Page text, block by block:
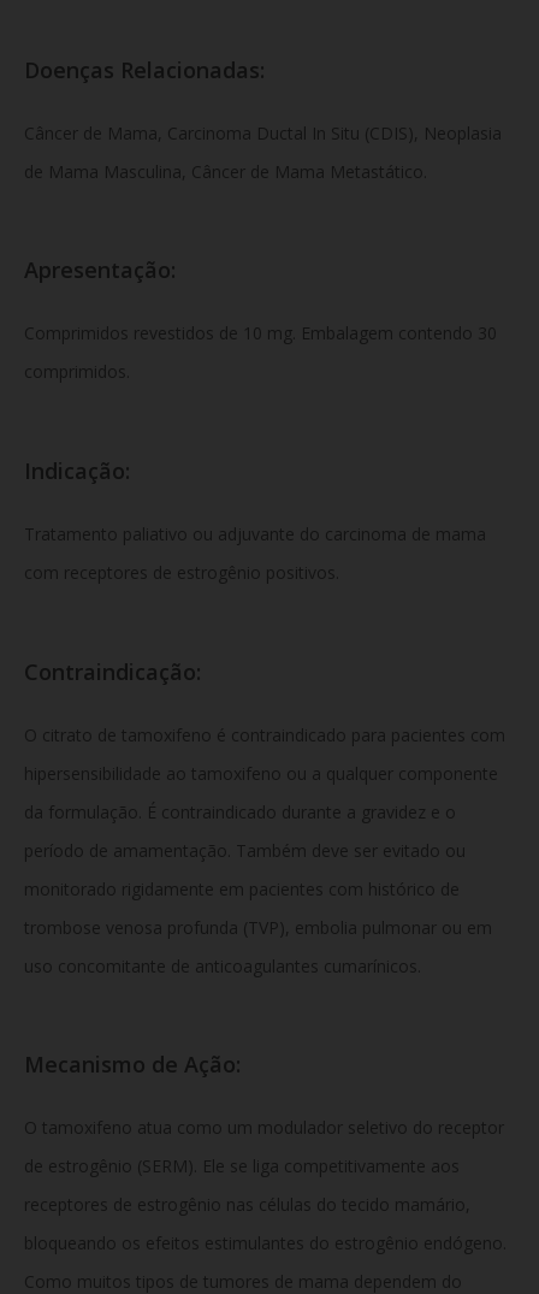
Doenças Relacionadas:
Câncer de Mama, Carcinoma Ductal In Situ (CDIS), Neoplasia
de Mama Masculina, Câncer de Mama Metastático.
Apresentação:
Comprimidos revestidos de 10 mg. Embalagem contendo 30
comprimidos.
Indicação:
Tratamento paliativo ou adjuvante do carcinoma de mama
com receptores de estrogênio positivos.
Contraindicação:
O citrato de tamoxifeno é contraindicado para pacientes com
hipersensibilidade ao tamoxifeno ou a qualquer componente
da formulação. É contraindicado durante a gravidez e o
período de amamentação. Também deve ser evitado ou
monitorado rigidamente em pacientes com histórico de
trombose venosa profunda (TVP), embolia pulmonar ou em
uso concomitante de anticoagulantes cumarínicos.
Mecanismo de Ação:
O tamoxifeno atua como um modulador seletivo do receptor
de estrogênio (SERM). Ele se liga competitivamente aos
receptores de estrogênio nas células do tecido mamário,
bloqueando os efeitos estimulantes do estrogênio endógeno.
Como muitos tipos de tumores de mama dependem do